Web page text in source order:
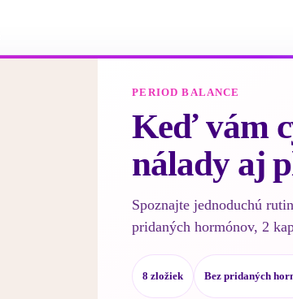
PERIOD BALANCE
Keď vám
nálady aj
Spoznajte jednoduchú
pridaných hormónov, 2
8 zložiek Bez pridaných